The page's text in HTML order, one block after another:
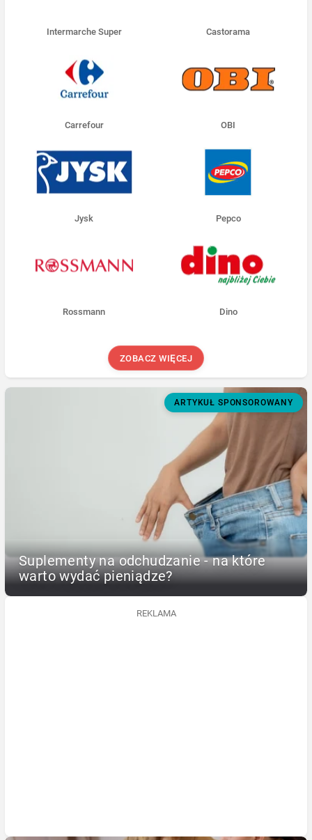
Intermarche Super Castorama
Carrefour OBI
Jysk Pepco
Rossmann Dino
ZOBACZ WIĘCEJ
ARTYKUŁ SPONSOROWANY
Suplementy na odchudzanie - na które
warto wydać pieniądze?
REKLAMA